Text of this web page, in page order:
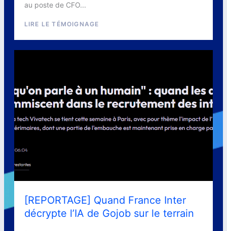
au poste de CFO...
LIRE LE TÉMOIGNAGE
[REPORTAGE] Quand France Inter
décrypte l’IA de Gojob sur le terrain